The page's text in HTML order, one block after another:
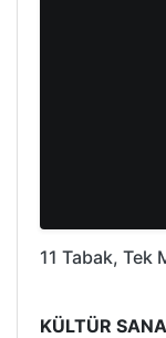
11 Tabak, Tek
KÜLTÜR